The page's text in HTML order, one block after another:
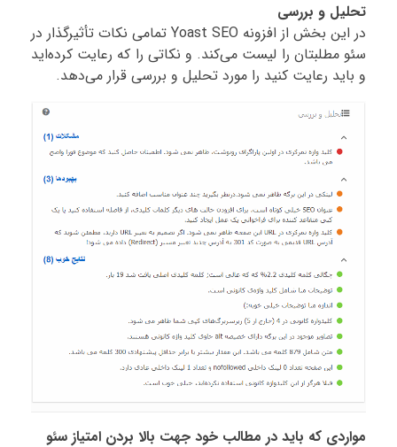
تحلیل و بررسی
در این بخش از افزونه Yoast SEO تمامی نکات تأثیرگذار در
سئو مطلبتان را لیست می‌کند. و نکاتی را که رعایت کرده‌اید
و باید رعایت کنید را مورد تحلیل و بررسی قرار می‌دهد.
مواردی که باید در مطالب خود جهت بالا بردن امتیاز سئو